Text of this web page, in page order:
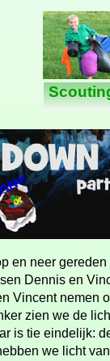
en neer
Dennis en
Vincent nemen
zien we de
is tie eindelijk:
we licht